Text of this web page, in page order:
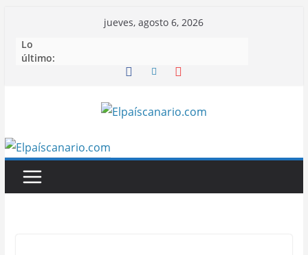
contenido
jueves, agosto 6, 2026
Lo
último: